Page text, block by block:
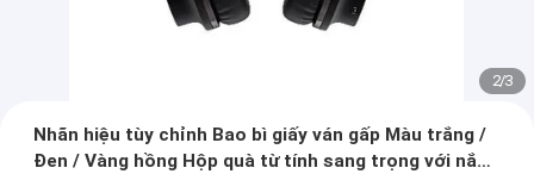
2/3
Nhãn hiệu tùy chỉnh Bao bì giấy ván gấp Màu trắng /
Đen / Vàng hồng Hộp quà từ tính sang trọng với nắp